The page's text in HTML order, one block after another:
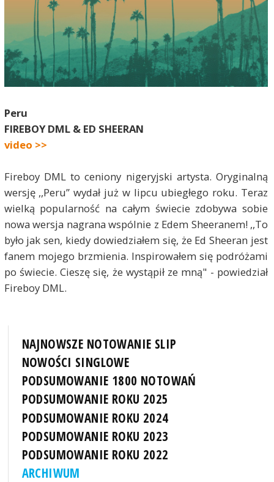
Peru
FIREBOY DML & ED SHEERAN
video >>
Fireboy DML to ceniony nigeryjski artysta. Oryginalną
wersję ,,Peru” wydał już w lipcu ubiegłego roku. Teraz
wielką popularność na całym świecie zdobywa sobie
nowa wersja nagrana wspólnie z Edem Sheeranem! ,,To
było jak sen, kiedy dowiedziałem się, że Ed Sheeran jest
fanem mojego brzmienia. Inspirowałem się podróżami
po świecie. Cieszę się, że wystąpił ze mną" - powiedział
Fireboy DML.
NAJNOWSZE NOTOWANIE SLIP
NOWOŚCI SINGLOWE
PODSUMOWANIE 1800 NOTOWAŃ
PODSUMOWANIE ROKU 2025
PODSUMOWANIE ROKU 2024
PODSUMOWANIE ROKU 2023
PODSUMOWANIE ROKU 2022
ARCHIWUM